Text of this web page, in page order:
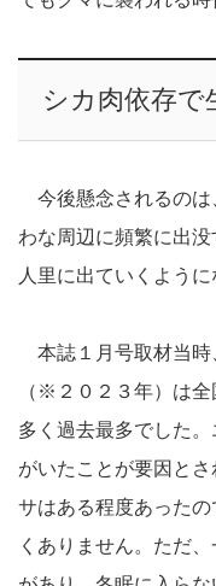
シカ肉依存で
今後懸念されるのは
わな周辺に頻繁に出
人里に出ていくよう
本誌１月号取材当時
（※２０２３年）は
多く過去最多でした
がいたことが要因と
サはある程度あった
くありません。ただ